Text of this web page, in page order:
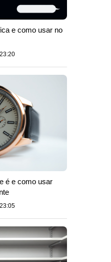
e como usar no
é e como usar